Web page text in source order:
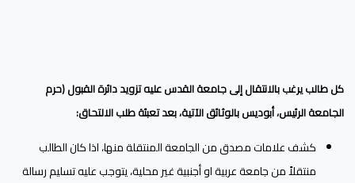
كل طالب يرغب بالانتقال إلى جامعة القدس عليه تزويد دائرة القبول (حرم
الجامعة الرئيس، أبوديس بالوثائق الآتية، بعد تعبئة طلب الالتحاق:
كشف علامات مصدق من الجامعة المنتقلة منها، اذا كان الطالب
منتقلاً من جامعة عربية او أجنبية غير محلية، يتوجب عليه تسليم رسالة